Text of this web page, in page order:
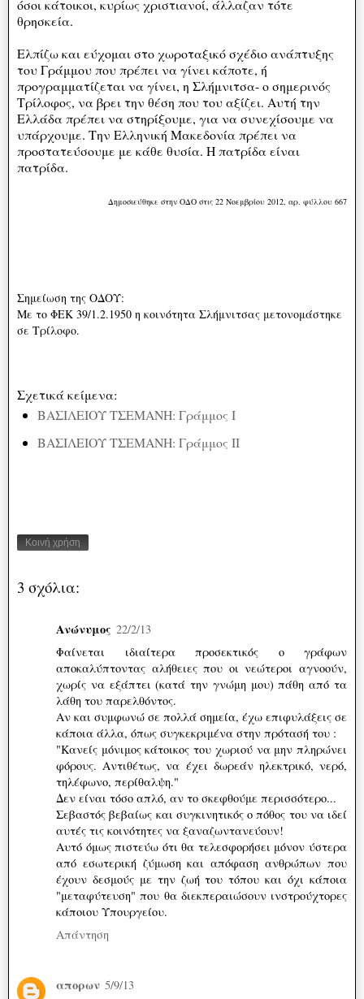
όσοι κάτοικοι, κυρίως χριστιανοί, άλλαζαν τότε
θρησκεία.
Ελπίζω και εύχομαι στο χωροταξικό σχέδιο ανάπτυξης
του Γράμμου που πρέπει να γίνει κάποτε, ή
προγραμματίζεται να γίνει, η Σλήμνιτσα- ο σημερινός
Τρίλοφος, να βρει την θέση που του αξίζει. Αυτή την
Ελλάδα πρέπει να στηρίξουμε, για να συνεχίσουμε να
υπάρχουμε. Την Ελληνική Μακεδονία πρέπει να
προστατεύσουμε με κάθε θυσία. Η πατρίδα είναι
πατρίδα.
Δημοσιεύθηκε στην ΟΔΟ στις 22 Νοεμβρίου 2012, αρ. φύλλου 667
Σημείωση της ΟΔΟΥ:
Με το ΦΕΚ 39/1.2.1950 η κοινότητα Σλήμνιτσας μετονομάστηκε
σε Τρίλοφο.
Σχετικά κείμενα:
ΒΑΣΙΛΕΙΟΥ ΤΣΕΜΑΝΗ: Γράμμος Ι
ΒΑΣΙΛΕΙΟΥ ΤΣΕΜΑΝΗ: Γράμμος ΙΙ
Κοινή χρήση
3 σχόλια:
Ανώνυμος 22/2/13
Φαίνεται ιδιαίτερα προσεκτικός ο γράφων
αποκαλύπτοντας αλήθειες που οι νεώτεροι αγνοούν,
χωρίς να εξάπτει (κατά την γνώμη μου) πάθη από τα
λάθη του παρελθόντος.
Αν και συμφωνώ σε πολλά σημεία, έχω επιφυλάξεις σε
κάποια άλλα, όπως συγκεκριμένα στην πρότασή του :
"Κανείς μόνιμος κάτοικος του χωριού να μην πληρώνει
φόρους. Αντιθέτως, να έχει δωρεάν ηλεκτρικό, νερό,
τηλέφωνο, περίθαλψη."
Δεν είναι τόσο απλό, αν το σκεφθούμε περισσότερο...
Σεβαστός βεβαίως και συγκινητικός ο πόθος του να ιδεί
αυτές τις κοινότητες να ξαναζωντανεύουν!
Αυτό όμως πιστεύω ότι θα τελεσφορήσει μόνον ύστερα
από εσωτερική ζύμωση και απόφαση ανθρώπων που
έχουν δεσμούς με την ζωή του τόπου και όχι κάποια
"μεταφύτευση" που θα διεκπεραιώσουν ινστρούχτορες
κάποιου Υπουργείου.
Απάντηση
απορων 5/9/13